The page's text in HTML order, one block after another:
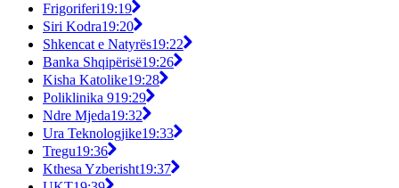
Frigoriferi19:19
Siri Kodra19:20
Shkencat e Natyrës19:22
Banka Shqipërisë19:26
Kisha Katolike19:28
Poliklinika 919:29
Ndre Mjeda19:32
Ura Teknologjike19:33
Tregu19:36
Kthesa Yzberisht19:37